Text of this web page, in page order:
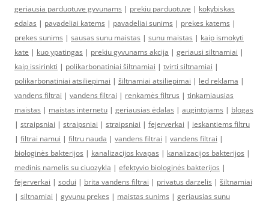
geriausia parduotuve gyvunams | prekiu parduotuve | kokybiskas
edalas | pavadeliai katems | pavadeliai sunims | prekes katems |
prekes sunims | sausas sunu maistas | sunu maistas | kaip ismokyti
kate | kuo ypatingas | prekiu gyvunams akcija | geriausi siltnamiai |
kaip issirinkti | polikarbonatiniai šiltnamiai | tvirti siltnamiai |
polikarbonatiniai atsiliepimai | šiltnamiai atsiliepimai | led reklama |
vandens filtrai | vandens filtrai | renkamės filtrus | tinkamiausias
maistas | maistas internetu | geriausias ėdalas | augintojams | blogas
| straipsniai | straipsniai | straipsniai | fejerverkai | ieskantiems filtru
| filtrai namui | filtru nauda | vandens filtrai | vandens filtrai |
biologinės bakterijos | kanalizacijos kvapas | kanalizacijos bakterijos |
medinis namelis su ciuozykla | efektyvio biologinės bakterijos |
fejerverkai | sodui | brita vandens filtrai | privatus darzelis | šiltnamiai
| siltnamiai | gyvunu prekes | maistas sunims | geriausias sunu